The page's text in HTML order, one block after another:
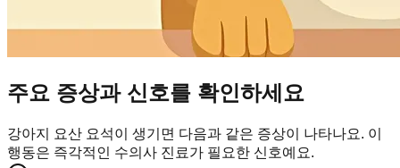
주요 증상과 신호를 확인하세요
강아지 요산 요석이 생기면 다음과 같은 증상이 나타나요. 이
행동은 즉각적인 수의사 진료가 필요한 신호예요.